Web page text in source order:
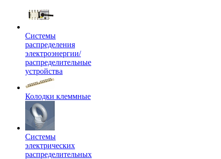
Системы
распределения
электроэнергии/
распределительные
устройства
Колодки клеммные
Системы
электрических
распределительных